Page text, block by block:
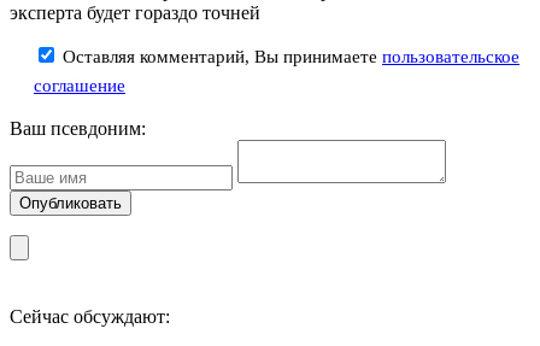
эксперта будет гораздо точней
Оставляя комментарий, Вы принимаете пользовательское
соглашение
Ваш псевдоним:
Сейчас обсуждают: